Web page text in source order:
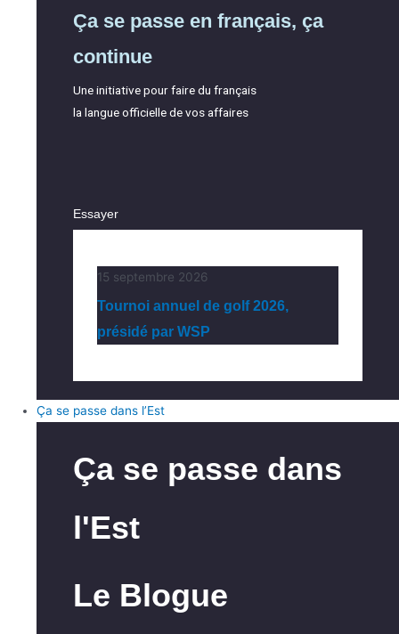
Ça se passe en français, ça
continue
Une initiative pour faire du français
la langue officielle de vos affaires
Essayer
15 septembre 2026
Tournoi annuel de golf 2026,
présidé par WSP
Ça se passe dans l’Est
Ça se passe dans
l'Est
Le Blogue